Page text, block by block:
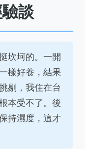
談
坎坷的。一開
樣好養，結果
剔，我住在台
本受不了。後
持濕度，這才